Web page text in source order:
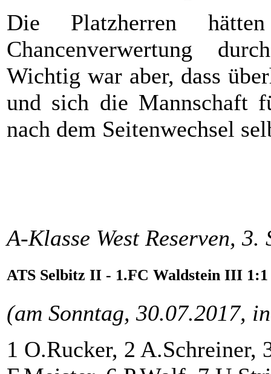
Die Platzherren
Chancenverwertung
Wichtig war aber, dass
und sich die Mannschaft
nach dem Seitenwechsel
A-Klasse West Reserven, 3.
ATS Selbitz II - 1.FC Waldstein III
(am Sonntag, 30.07.2017,
1 O.Rucker, 2 A.Schreiner,